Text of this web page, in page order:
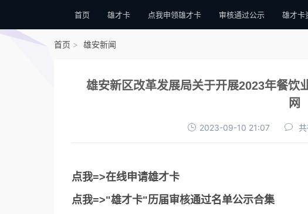
首页 雄才卡 点我申领雄才卡 审核通过公示 雄才卡
首页 雄安新闻
雄安新区改革发展局关于开展2023年餐饮
网
2023-09-10 21:07
点我=>在线申请雄才卡
点我=>"雄才卡"历届审核通过名单公示合集